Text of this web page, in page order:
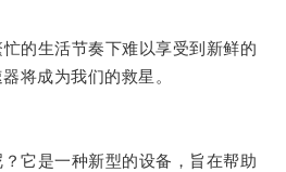
生活节奏下难以享受到新鲜的
将成为我们的救星。
是一种新型的设备，旨在帮助